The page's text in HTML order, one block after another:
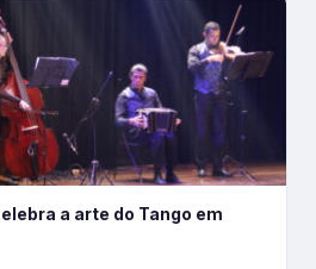
a arte do Tango em